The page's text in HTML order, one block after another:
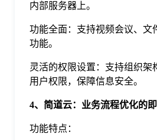
内部服务器上。
功能全面：支持视频会议、文
功能。
灵活的权限设置：支持组织架
用户权限，保障信息安全。
4、简道云：业务流程优化的
功能特点：